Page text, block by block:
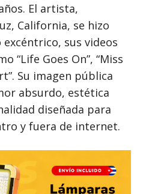
El artista,
California, se hizo
sus videos
“Life Goes On”, “Miss
Su imagen pública
absurdo, estética
diseñada para
y fuera de internet.